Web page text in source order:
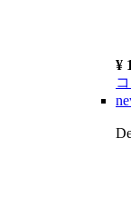
¥